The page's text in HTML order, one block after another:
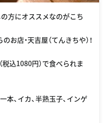
方にオススメなのがこち
店・天吉屋（てんきちや）！
込1080円）で食べられま
本、イカ、半熟玉子、インゲ